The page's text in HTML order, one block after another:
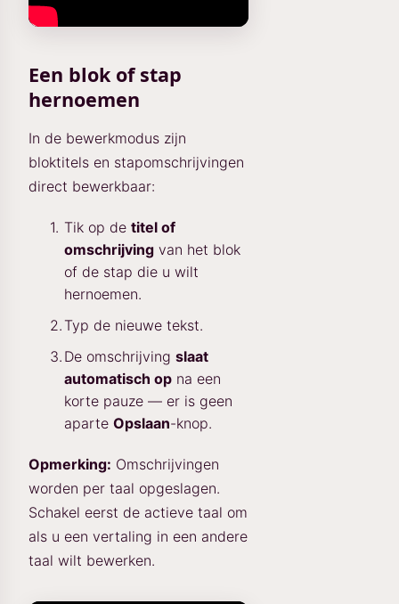
Een blok of stap
hernoemen
In de bewerkmodus zijn
bloktitels en stapomschrijvingen
direct bewerkbaar:
Tik op de titel of
omschrijving van het blok
of de stap die u wilt
hernoemen.
Typ de nieuwe tekst.
De omschrijving slaat
automatisch op na een
korte pauze — er is geen
aparte Opslaan-knop.
Opmerking: Omschrijvingen
worden per taal opgeslagen.
Schakel eerst de actieve taal om
als u een vertaling in een andere
taal wilt bewerken.